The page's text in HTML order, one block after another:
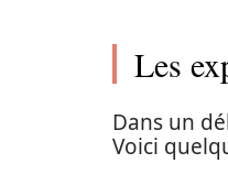
Les
Dans un
Voici